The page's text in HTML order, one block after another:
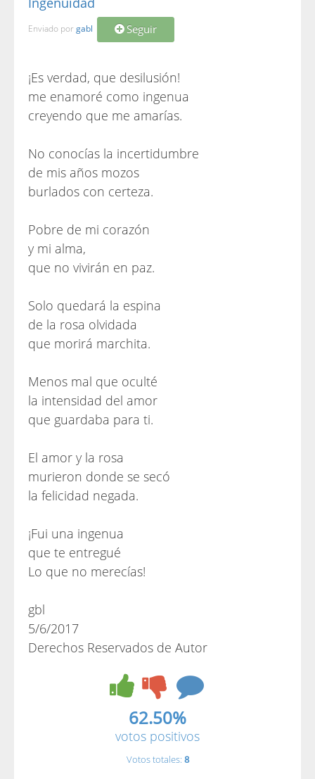
Enviado por gabl Seguir
¡Es verdad, que desilusión!
me enamoré como ingenua
creyendo que me amarías.
No conocías la incertidumbre
de mis años mozos
burlados con certeza.
Pobre de mi corazón
y mi alma,
que no vivirán en paz.
Solo quedará la espina
de la rosa olvidada
que morirá marchita.
Menos mal que oculté
la intensidad del amor
que guardaba para ti.
El amor y la rosa
murieron donde se secó
la felicidad negada.
¡Fui una ingenua
que te entregué
Lo que no merecías!
gbl
5/6/2017
Derechos Reservados de Autor
62.50%
votos positivos
Votos totales: 8